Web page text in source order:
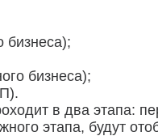
бизнеса);
бизнеса);
в два этапа:
этапа, будут